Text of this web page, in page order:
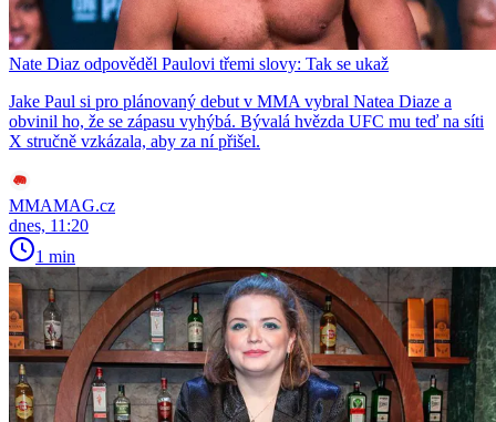
Nate Diaz odpověděl Paulovi třemi slovy: Tak se ukaž
Jake Paul si pro plánovaný debut v MMA vybral Natea Diaze a
obvinil ho, že se zápasu vyhýbá. Bývalá hvězda UFC mu teď na síti
X stručně vzkázala, aby za ní přišel.
MMAMAG.cz
dnes, 11:20
1 min